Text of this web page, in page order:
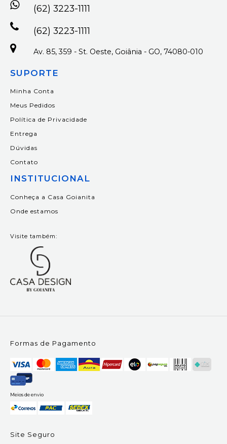
(62) 3223-1111
(62) 3223-1111
Av. 85, 359 - St. Oeste, Goiânia - GO, 74080-010
SUPORTE
Minha Conta
Meus Pedidos
Política de Privacidade
Entrega
Dúvidas
Contato
INSTITUCIONAL
Conheça a Casa Goianita
Onde estamos
Visite também:
Formas de Pagamento
Meios de envio
Site Seguro